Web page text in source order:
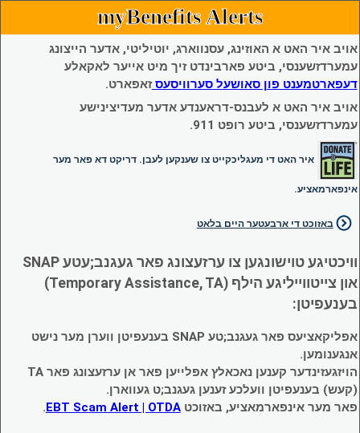
myBenefits Alerts
אויב איר האט א האוזינג, עסנווארג, יוטיליטי, אדער הייצונג
עמערדזשענסי, ביטע פארבינדט זיך מיט אייער לאקאלע
דעפארטמענט פון סאושעל סערוויסעסזאפארט.
אויב איר האט א לעבנס-דראענדע אדער מעדיצינישע
עמערדזשענסי, ביטע רופט 911.
איר האט די מעגליכקייט צו שענקען לעבן. דריקט דא פאר מער
אינפארמאציע.
באזוכט די ארבעטער היים בלאט
וויכטיגע טוישונגען צו ערזעצונג פאר געגנב;עטע SNAP
און צייטווייליגע הילף (Temporary Assistance, TA)
בענעפיטן:
אפליקאציעס פאר געגנב;טע SNAP בענעפיטן ווערן מער נישט
אנגענומען.
הויזגעזינדער קענען נאכאלץ אפּלייען פאר אן ערזעצונג פאר TA
(קעש) בענעפיטן וועלכע זענען געגנב;ט געווארן.
פאר מער אינפארמאציע, באזוכטEBT Scam Alert | OTDA
.